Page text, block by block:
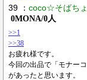
39 ： coco☆そばち
0MONA/0人
>>1
>>38
お疲れ様です。
今回の出品で「モナー
があったと思います。